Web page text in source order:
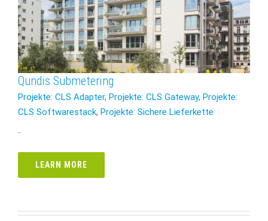
Qundis Submetering
Projekte: CLS Adapter, Projekte: CLS Gateway, Projekte:
CLS Softwarestack, Projekte: Sichere Lieferkette
-
LEARN MORE